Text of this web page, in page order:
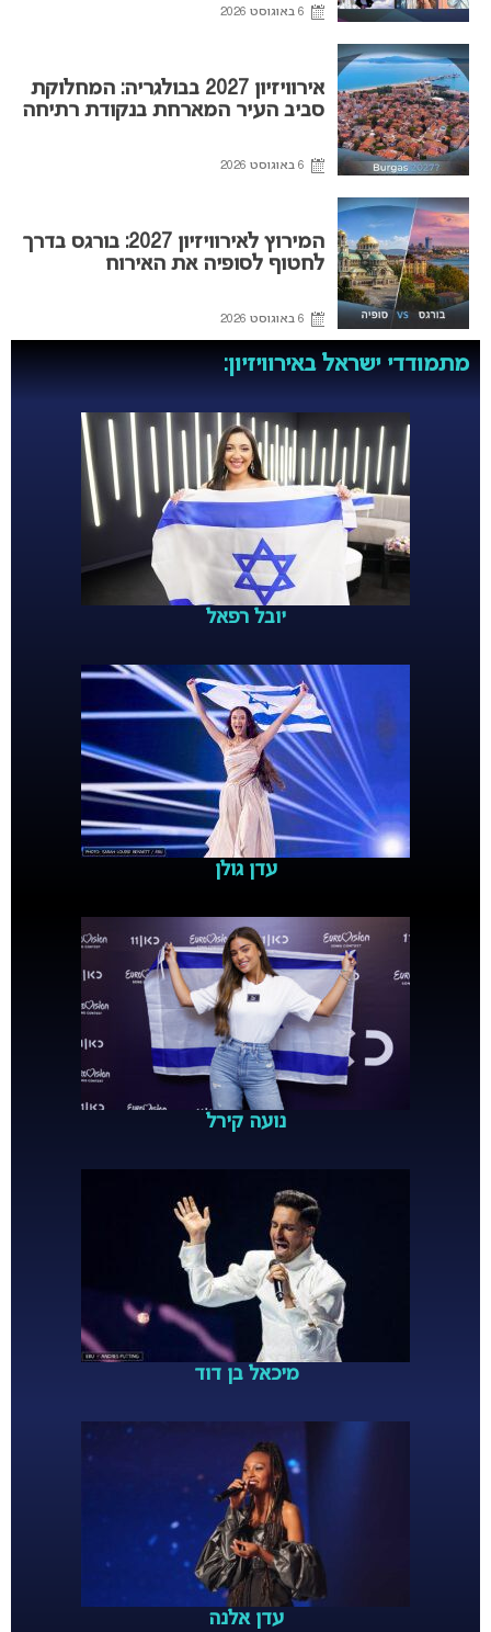
6 באוגוסט 2026
אירוויזיון 2027 בבולגריה: המחלוקת
סביב העיר המארחת בנקודת רתיחה
6 באוגוסט 2026
המירוץ לאירוויזיון 2027: בורגס בדרך
לחטוף לסופיה את האירוח
6 באוגוסט 2026
מתמודדי ישראל באירוויזיון:
יובל רפאל
עדן גולן
נועה קירל
מיכאל בן דוד
עדן אלנה